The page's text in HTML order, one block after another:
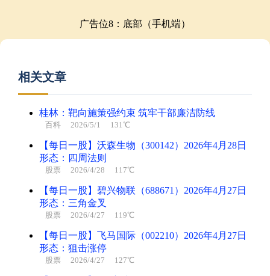
广告位8：底部（手机端）
相关文章
桂林：靶向施策强约束 筑牢干部廉洁防线
百科 2026/5/1 131℃
【每日一股】沃森生物（300142）2026年4月28日
形态：四周法则
股票 2026/4/28 117℃
【每日一股】碧兴物联（688671）2026年4月27日
形态：三角金叉
股票 2026/4/27 119℃
【每日一股】飞马国际（002210）2026年4月27日
形态：狙击涨停
股票 2026/4/27 127℃